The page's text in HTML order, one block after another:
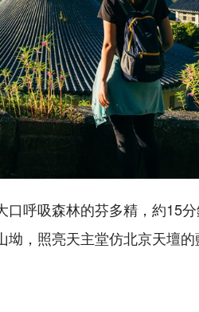
呼吸森林的芬多精，約15
，照亮天主堂仿北京天壇